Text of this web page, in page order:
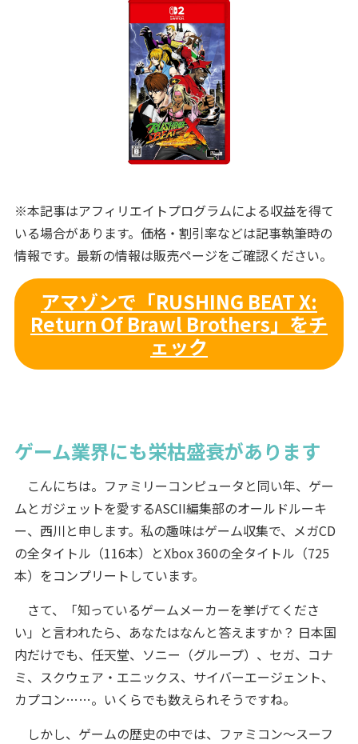
※本記事はアフィリエイトプログラムによる収益を得て
いる場合があります。価格・割引率などは記事執筆時の
情報です。最新の情報は販売ページをご確認ください。
アマゾンで「RUSHING BEAT X:
Return Of Brawl Brothers」をチ
ェック
ゲーム業界にも栄枯盛衰があります
こんにちは。ファミリーコンピュータと同い年、ゲー
ムとガジェットを愛するASCII編集部のオールドルーキ
ー、西川と申します。私の趣味はゲーム収集で、メガCD
の全タイトル（116本）とXbox 360の全タイトル（725
本）をコンプリートしています。
さて、「知っているゲームメーカーを挙げてくださ
い」と言われたら、あなたはなんと答えますか？ 日本国
内だけでも、任天堂、ソニー（グループ）、セガ、コナ
ミ、スクウェア・エニックス、サイバーエージェント、
カプコン……。いくらでも数えられそうですね。
しかし、ゲームの歴史の中では、ファミコン〜スーフ